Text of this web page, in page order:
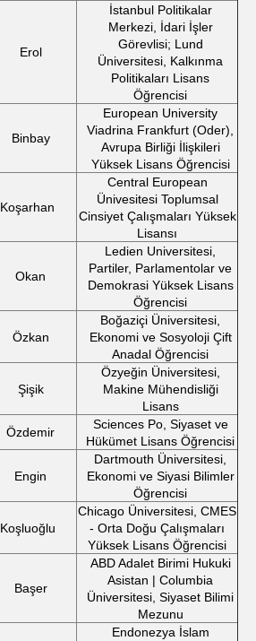
Erol
İstanbul Politikalar
Merkezi, İdari İşler
Görevlisi; Lund
Üniversitesi, Kalkınma
Politikaları Lisans
Öğrencisi
Binbay
European University
Viadrina Frankfurt (Oder),
Avrupa Birliği İlişkileri
Yüksek Lisans Öğrencisi
Koşarhan
Central European
Ünivesitesi Toplumsal
Cinsiyet Çalışmaları Yüksek
Lisansı
Okan
Ledien Universitesi,
Partiler, Parlamentolar ve
Demokrasi Yüksek Lisans
Öğrencisi
Özkan
Boğaziçi Üniversitesi,
Ekonomi ve Sosyoloji Çift
Anadal Öğrencisi
Şişik
Özyeğin Üniversitesi,
Makine Mühendisliği
Lisans
Özdemir
Sciences Po, Siyaset ve
Hükümet Lisans Öğrencisi
Engin
Dartmouth Üniversitesi,
Ekonomi ve Siyasi Bilimler
Öğrencisi
Koşluoğlu
Chicago Üniversitesi, CMES
- Orta Doğu Çalışmaları
Yüksek Lisans Öğrencisi
Başer
ABD Adalet Birimi Hukuki
Asistan | Columbia
Üniversitesi, Siyaset Bilimi
Mezunu
Endonezya İslam